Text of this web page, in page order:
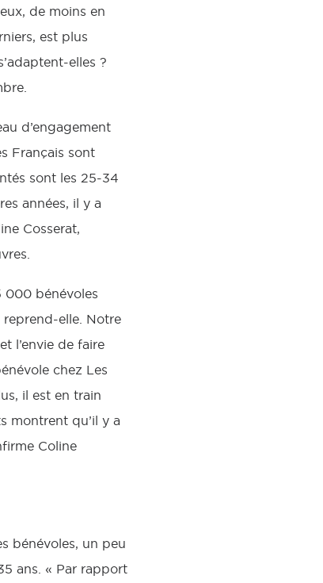
de moins en
est plus
elles ?
d’engagement
Français sont
sont les 25-34
années, il y a
Cosserat,
000 bénévoles
reprend-elle. Notre
l’envie de faire
chez Les
il est en train
montrent qu’il y a
Coline
bénévoles, un peu
ans. « Par rapport